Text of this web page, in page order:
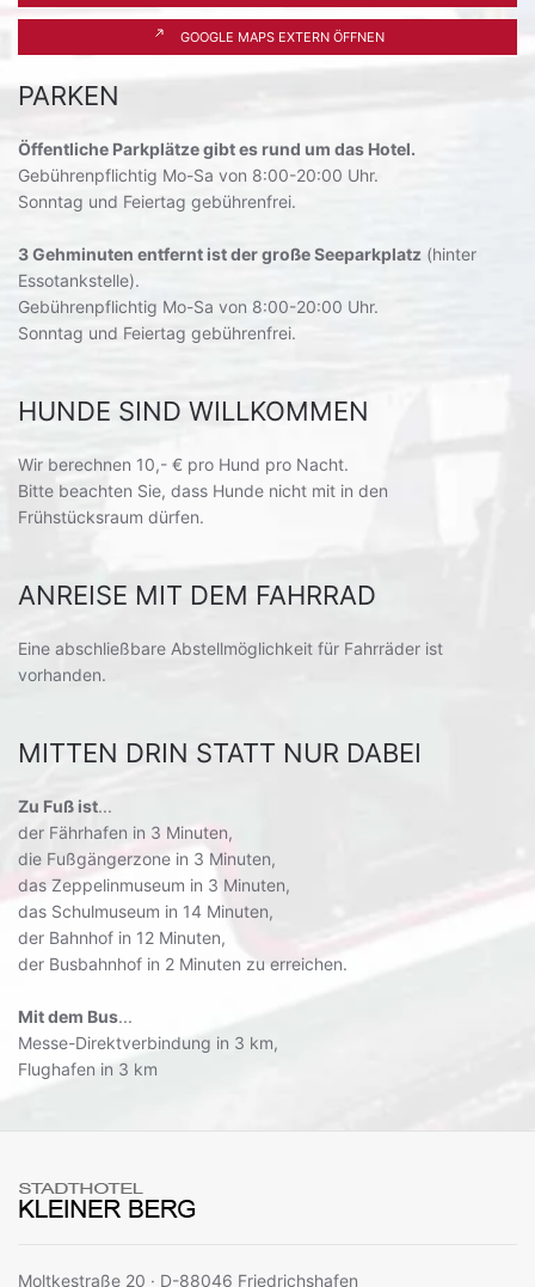
GOOGLE MAPS EXTERN ÖFFNEN
PARKEN
Öffentliche Parkplätze gibt es rund um das Hotel.
Gebührenpflichtig Mo-Sa von 8:00-20:00 Uhr.
Sonntag und Feiertag gebührenfrei.
3 Gehminuten entfernt ist der große Seeparkplatz (hinter
Essotankstelle).
Gebührenpflichtig Mo-Sa von 8:00-20:00 Uhr.
Sonntag und Feiertag gebührenfrei.
HUNDE SIND WILLKOMMEN
Wir berechnen 10,- € pro Hund pro Nacht.
Bitte beachten Sie, dass Hunde nicht mit in den
Frühstücksraum dürfen.
ANREISE MIT DEM FAHRRAD
Eine abschließbare Abstellmöglichkeit für Fahrräder ist
vorhanden.
MITTEN DRIN STATT NUR DABEI
Zu Fuß ist...
der Fährhafen in 3 Minuten,
die Fußgängerzone in 3 Minuten,
das Zeppelinmuseum in 3 Minuten,
das Schulmuseum in 14 Minuten,
der Bahnhof in 12 Minuten,
der Busbahnhof in 2 Minuten zu erreichen.
Mit dem Bus...
Messe-Direktverbindung in 3 km,
Flughafen in 3 km
Moltkestraße 20 · D-88046 Friedrichshafen